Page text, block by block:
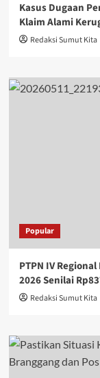
Kasus Dugaan
Klaim Alami
Redaksi Sumut Kita
Popular
PTPN IV
2026 Senilai
Redaksi Sumut Kita